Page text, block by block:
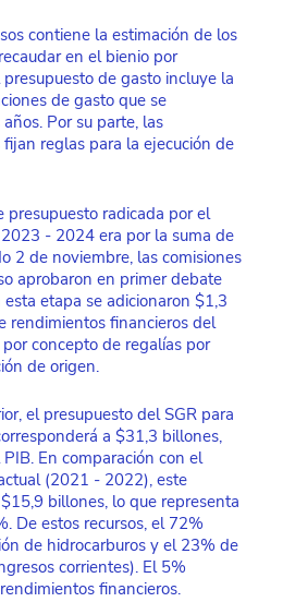
contiene la estimación de los
en el bienio por
de gasto incluye la
de gasto que se
Por su parte, las
reglas para la ejecución de
presupuesto radicada por el
- 2024 era por la suma de
2 de noviembre, las comisiones
aprobaron en primer debate
etapa se adicionaron $1,3
rendimientos financieros del
concepto de regalías por
de origen.
el presupuesto del SGR para
a $31,3 billones,
En comparación con el
(2021 - 2022), este
billones, lo que representa
De estos recursos, el 72%
de hidrocarburos y el 23% de
corrientes). El 5%
financieros.